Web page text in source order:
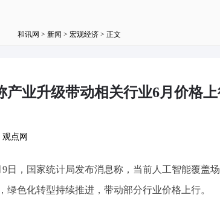
和讯网 > 新闻 > 宏观经济 > 正文
产业升级带动相关行业6月价格
观点网
9日，国家统计局发布消息称，当前人工智能覆盖
绿色化转型持续推进，带动部分行业价格上行。